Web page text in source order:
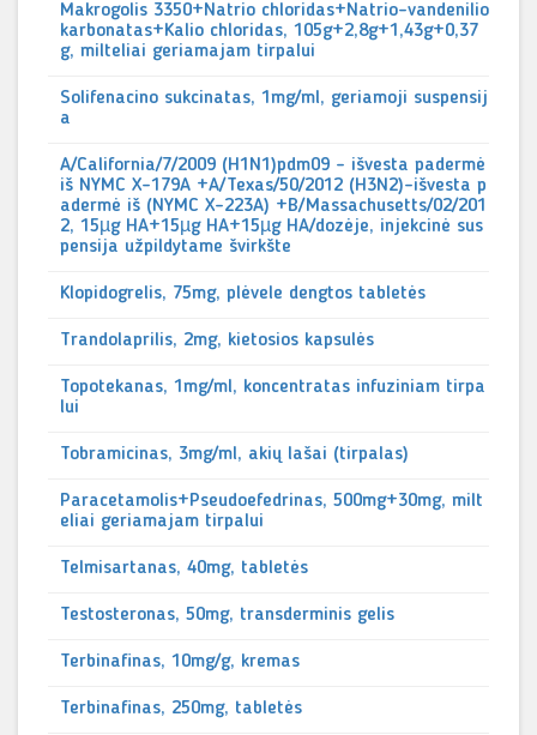
Makrogolis 3350+Natrio chloridas+Natrio-vandenilio
karbonatas+Kalio chloridas, 105g+2,8g+1,43g+0,37
g, milteliai geriamajam tirpalui
Solifenacino sukcinatas, 1mg/ml, geriamoji suspensij
a
A/California/7/2009 (H1N1)pdm09 - išvesta padermė
iš NYMC X-179A +A/Texas/50/2012 (H3N2)-išvesta p
adermė iš (NYMC X-223A) +B/Massachusetts/02/201
2, 15µg HA+15µg HA+15µg HA/dozėje, injekcinė sus
pensija užpildytame švirkšte
Klopidogrelis, 75mg, plėvele dengtos tabletės
Trandolaprilis, 2mg, kietosios kapsulės
Topotekanas, 1mg/ml, koncentratas infuziniam tirpa
lui
Tobramicinas, 3mg/ml, akių lašai (tirpalas)
Paracetamolis+Pseudoefedrinas, 500mg+30mg, milt
eliai geriamajam tirpalui
Telmisartanas, 40mg, tabletės
Testosteronas, 50mg, transderminis gelis
Terbinafinas, 10mg/g, kremas
Terbinafinas, 250mg, tabletės